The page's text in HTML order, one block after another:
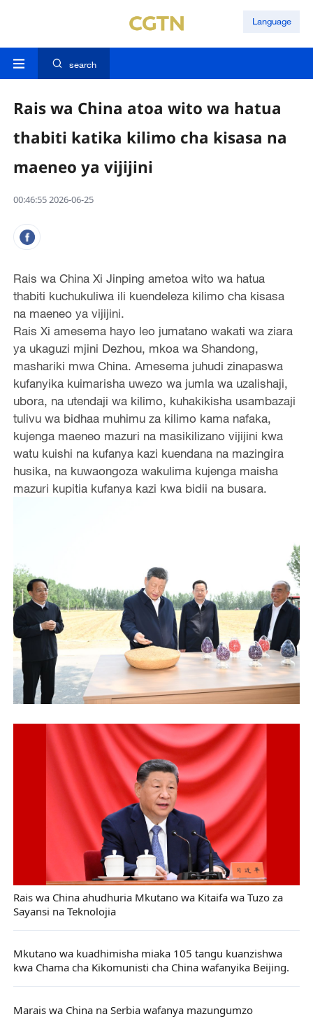
Language
search
Rais wa China atoa wito wa hatua
thabiti katika kilimo cha kisasa na
maeneo ya vijijini
00:46:55 2026-06-25
Rais wa China Xi Jinping ametoa wito wa hatua
thabiti kuchukuliwa ili kuendeleza kilimo cha kisasa
na maeneo ya vijijini.
Rais Xi amesema hayo leo jumatano wakati wa ziara
ya ukaguzi mjini Dezhou, mkoa wa Shandong,
mashariki mwa China. Amesema juhudi zinapaswa
kufanyika kuimarisha uwezo wa jumla wa uzalishaji,
ubora, na utendaji wa kilimo, kuhakikisha usambazaji
tulivu wa bidhaa muhimu za kilimo kama nafaka,
kujenga maeneo mazuri na masikilizano vijijini kwa
watu kuishi na kufanya kazi kuendana na mazingira
husika, na kuwaongoza wakulima kujenga maisha
mazuri kupitia kufanya kazi kwa bidii na busara.
Rais wa China ahudhuria Mkutano wa Kitaifa wa Tuzo za
Sayansi na Teknolojia
Mkutano wa kuadhimisha miaka 105 tangu kuanzishwa
kwa Chama cha Kikomunisti cha China wafanyika Beijing.
Marais wa China na Serbia wafanya mazungumzo